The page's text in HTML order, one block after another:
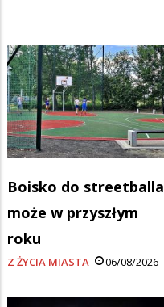
Boisko do streetballa
może w przyszłym
roku
Z ŻYCIA MIASTA 06/08/2026